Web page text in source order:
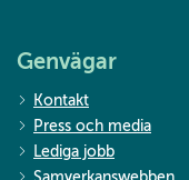
Genvägar
Kontakt
Press och media
Lediga jobb